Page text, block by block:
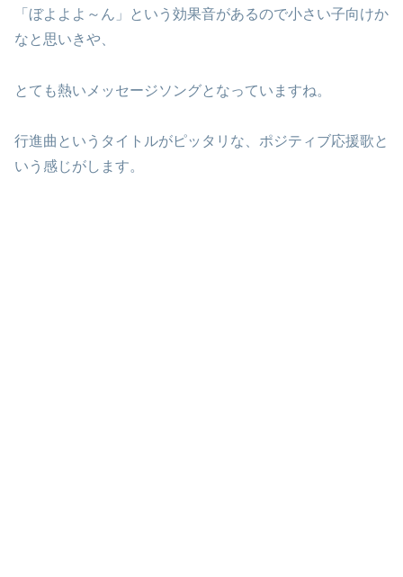
「ぼよよよ～ん」という効果音があるので小さい子向けか
なと思いきや、
とても熱いメッセージソングとなっていますね。
行進曲というタイトルがピッタリな、ポジティブ応援歌と
いう感じがします。